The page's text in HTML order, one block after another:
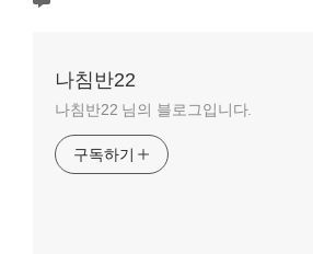
나침반22
나침반22 님의 블로그입니다.
구독하기